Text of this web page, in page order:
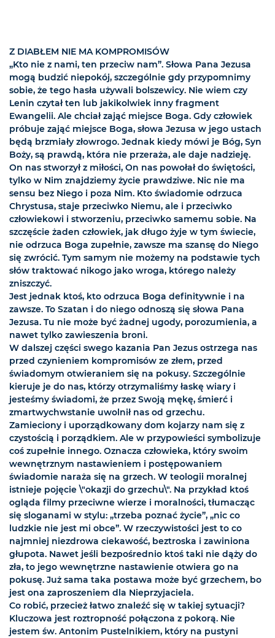
Z DIABŁEM NIE MA KOMPROMISÓW
„Kto nie z nami, ten przeciw nam”. Słowa Pana Jezusa
mogą budzić niepokój, szczególnie gdy przypomnimy
sobie, że tego hasła używali bolszewicy. Nie wiem czy
Lenin czytał ten lub jakikolwiek inny fragment
Ewangelii. Ale chciał zająć miejsce Boga. Gdy człowiek
próbuje zająć miejsce Boga, słowa Jezusa w jego ustach
będą brzmiały złowrogo. Jednak kiedy mówi je Bóg, Syn
Boży, są prawdą, która nie przeraża, ale daje nadzieję.
On nas stworzył z miłości, On nas powołał do świętości,
tylko w Nim znajdziemy życie prawdziwe. Nic nie ma
sensu bez Niego i poza Nim. Kto świadomie odrzuca
Chrystusa, staje przeciwko Niemu, ale i przeciwko
człowiekowi i stworzeniu, przeciwko samemu sobie. Na
szczęście żaden człowiek, jak długo żyje w tym świecie,
nie odrzuca Boga zupełnie, zawsze ma szansę do Niego
się zwrócić. Tym samym nie możemy na podstawie tych
słów traktować nikogo jako wroga, którego należy
zniszczyć.
Jest jednak ktoś, kto odrzuca Boga definitywnie i na
zawsze. To Szatan i do niego odnoszą się słowa Pana
Jezusa. Tu nie może być żadnej ugody, porozumienia, a
nawet tylko zawieszenia broni.
W dalszej części swego kazania Pan Jezus ostrzega nas
przed czynieniem kompromisów ze złem, przed
świadomym otwieraniem się na pokusy. Szczególnie
kieruje je do nas, którzy otrzymaliśmy łaskę wiary i
jesteśmy świadomi, że przez Swoją mękę, śmierć i
zmartwychwstanie uwolnił nas od grzechu.
Zamieciony i uporządkowany dom kojarzy nam się z
czystością i porządkiem. Ale w przypowieści symbolizuje
coś zupełnie innego. Oznacza człowieka, który swoim
wewnętrznym nastawieniem i postępowaniem
świadomie naraża się na grzech. W teologii moralnej
istnieje pojęcie \"okazji do grzechu\". Na przykład ktoś
ogląda filmy przeciwne wierze i moralności, tłumacząc
się sloganami w stylu: „trzeba poznać życie”, „nic co
ludzkie nie jest mi obce”. W rzeczywistości jest to co
najmniej niezdrowa ciekawość, beztroska i zawiniona
głupota. Nawet jeśli bezpośrednio ktoś taki nie dąży do
zła, to jego wewnętrzne nastawienie otwiera go na
pokusę. Już sama taka postawa może być grzechem, bo
jest ona zaproszeniem dla Nieprzyjaciela.
Co robić, przecież łatwo znaleźć się w takiej sytuacji?
Kluczowa jest roztropność połączona z pokorą. Nie
jestem św. Antonim Pustelnikiem, który na pustyni